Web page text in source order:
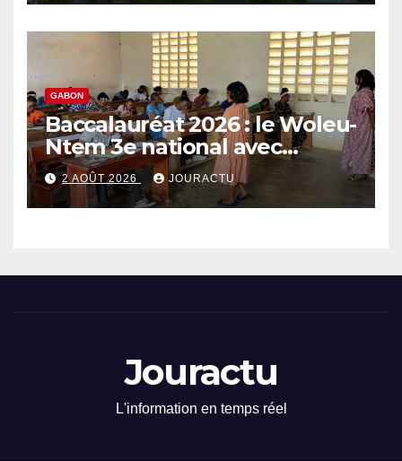
GABON
Baccalauréat 2026 : le Woleu-
Ntem 3e national avec
89,64% de taux de réussite
2 AOÛT 2026 JOURACTU
Jouractu
L'information en temps réel